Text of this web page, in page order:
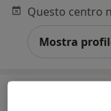
Mostra